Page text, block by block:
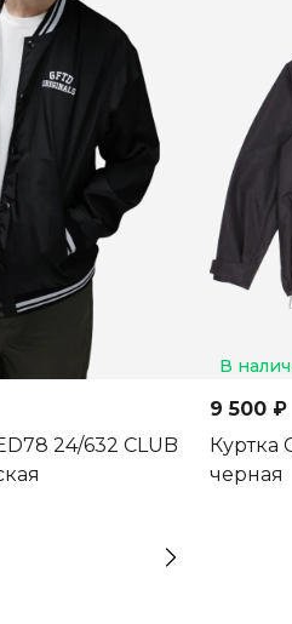
24/632 CLUB
В
9 500 ₽
Куртка
черная